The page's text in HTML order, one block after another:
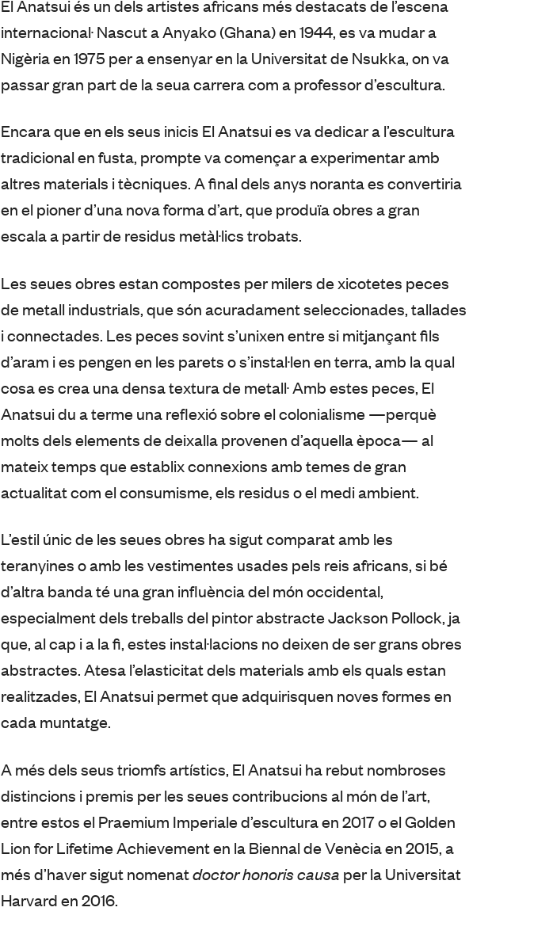
El Anatsui és un dels artistes africans més destacats de l’escena
internacional. Nascut a Anyako (Ghana) en 1944, es va mudar a
Nigèria en 1975 per a ensenyar en la Universitat de Nsukka, on va
passar gran part de la seua carrera com a professor d’escultura.
Encara que en els seus inicis El Anatsui es va dedicar a l’escultura
tradicional en fusta, prompte va començar a experimentar amb
altres materials i tècniques. A final dels anys noranta es convertiria
en el pioner d’una nova forma d’art, que produïa obres a gran
escala a partir de residus metàl·lics trobats.
Les seues obres estan compostes per milers de xicotetes peces
de metall industrials, que són acuradament seleccionades, tallades
i connectades. Les peces sovint s’unixen entre si mitjançant fils
d’aram i es pengen en les parets o s’instal·len en terra, amb la qual
cosa es crea una densa textura de metall. Amb estes peces, El
Anatsui du a terme una reflexió sobre el colonialisme —perquè
molts dels elements de deixalla provenen d’aquella època— al
mateix temps que establix connexions amb temes de gran
actualitat com el consumisme, els residus o el medi ambient.
L’estil únic de les seues obres ha sigut comparat amb les
teranyines o amb les vestimentes usades pels reis africans, si bé
d’altra banda té una gran influència del món occidental,
especialment dels treballs del pintor abstracte Jackson Pollock, ja
que, al cap i a la fi, estes instal·lacions no deixen de ser grans obres
abstractes. Atesa l’elasticitat dels materials amb els quals estan
realitzades, El Anatsui permet que adquirisquen noves formes en
cada muntatge.
A més dels seus triomfs artístics, El Anatsui ha rebut nombroses
distincions i premis per les seues contribucions al món de l’art,
entre estos el Praemium Imperiale d’escultura en 2017 o el Golden
Lion for Lifetime Achievement en la Biennal de Venècia en 2015, a
més d’haver sigut nomenatdoctor honoris causa per la Universitat
Harvard en 2016.